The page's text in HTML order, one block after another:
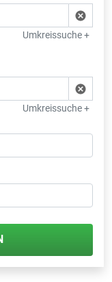
Umkreissuche +
Umkreissuche +